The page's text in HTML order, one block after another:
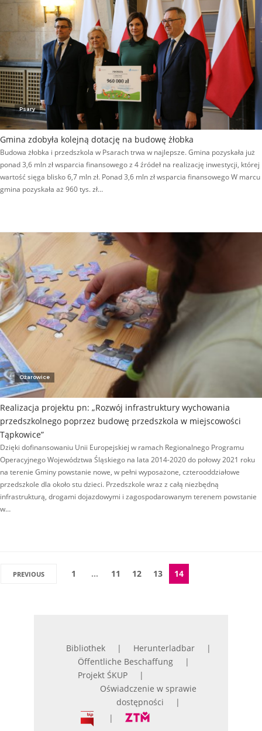
Psary
Gmina zdobyła kolejną dotację na budowę żłobka
Budowa żłobka i przedszkola w Psarach trwa w najlepsze. Gmina pozyskała już
ponad 3,6 mln zł wsparcia finansowego z 4 źródeł na realizację inwestycji, której
wartość sięga blisko 6,7 mln zł. Ponad 3,6 mln zł wsparcia finansowego W marcu
gmina pozyskała aż 960 tys. zł…
Ożarowice
Realizacja projektu pn: „Rozwój infrastruktury wychowania
przedszkolnego poprzez budowę przedszkola w miejscowości
Tąpkowice”
Dzięki dofinansowaniu Unii Europejskiej w ramach Regionalnego Programu
Operacyjnego Województwa Śląskiego na lata 2014-2020 do połowy 2021 roku
na terenie Gminy powstanie nowe, w pełni wyposażone, czterooddziałowe
przedszkole dla około stu dzieci. Przedszkole wraz z całą niezbędną
infrastrukturą, drogami dojazdowymi i zagospodarowanym terenem powstanie
w…
PREVIOUS 1 … 11 12 13 14
Bibliothek
Herunterladbar
Öffentliche Beschaffung
Projekt ŚKUP
Oświadczenie w sprawie
dostępności